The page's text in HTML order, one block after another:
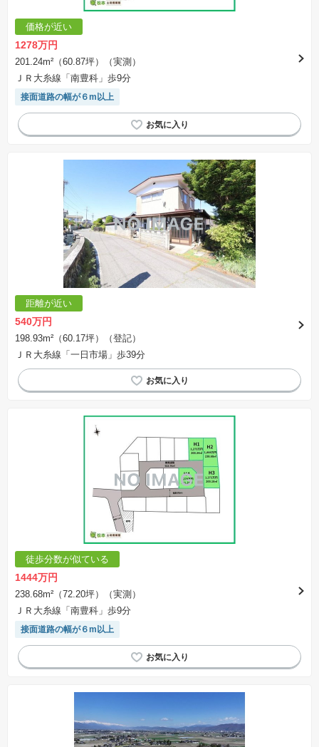
価格が近い
1278万円
201.24m²（60.87坪）（実測）
ＪＲ大糸線「南豊科」歩9分
接面道路の幅が６m以上
距離が近い
540万円
198.93m²（60.17坪）（登記）
ＪＲ大糸線「一日市場」歩39分
徒歩分数が似ている
1444万円
238.68m²（72.20坪）（実測）
ＪＲ大糸線「南豊科」歩9分
接面道路の幅が６m以上